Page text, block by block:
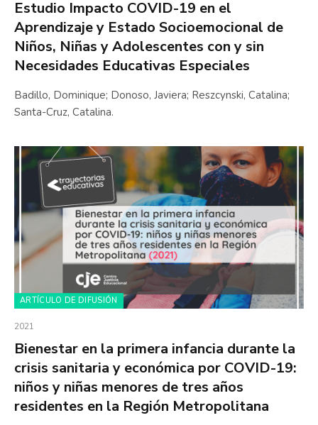
Estudio Impacto COVID-19 en el
Aprendizaje y Estado Socioemocional de
Niños, Niñas y Adolescentes con y sin
Necesidades Educativas Especiales
Badillo, Dominique; Donoso, Javiera; Reszcynski, Catalina;
Santa-Cruz, Catalina.
ARTÍCULO DE DIFUSIÓN
2021
Bienestar en la primera infancia durante la
crisis sanitaria y económica por COVID-19:
niños y niñas menores de tres años
residentes en la Región Metropolitana